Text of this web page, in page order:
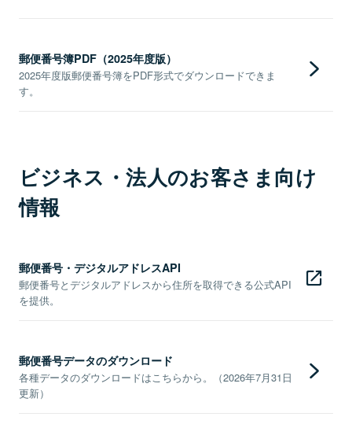
郵便番号簿PDF（2025年度版）
2025年度版郵便番号簿をPDF形式でダウンロードできま
す。
ビジネス・法人のお客さま向け
情報
郵便番号・デジタルアドレスAPI
郵便番号とデジタルアドレスから住所を取得できる公式API
を提供。
郵便番号データのダウンロード
各種データのダウンロードはこちらから。（2026年7月31日
更新）